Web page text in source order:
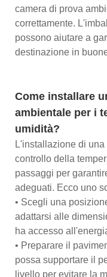
camera di prova
correttamente.
possono aiutare a
destinazione in
Come installare
ambientale per i
umidità?
L'installazione di
controllo della
passaggi per
adeguati. Ecco uno
• Scegli una
adattarsi alle
ha accesso
• Preparare il
possa supportare il
livello per evitare la